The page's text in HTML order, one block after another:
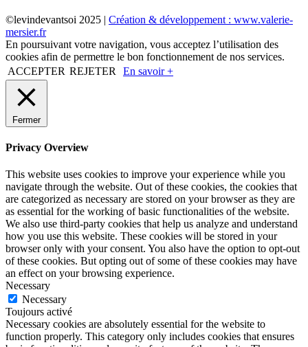
©levindevantsoi 2025 | Création & développement : www.valerie-
mersier.fr
En poursuivant votre navigation, vous acceptez l’utilisation des
cookies afin de permettre le bon fonctionnement de nos services.
ACCEPTER REJETER En savoir +
Fermer
Privacy Overview
This website uses cookies to improve your experience while you
navigate through the website. Out of these cookies, the cookies that
are categorized as necessary are stored on your browser as they are
as essential for the working of basic functionalities of the website.
We also use third-party cookies that help us analyze and understand
how you use this website. These cookies will be stored in your
browser only with your consent. You also have the option to opt-out
of these cookies. But opting out of some of these cookies may have
an effect on your browsing experience.
Necessary
Necessary
Toujours activé
Necessary cookies are absolutely essential for the website to
function properly. This category only includes cookies that ensures